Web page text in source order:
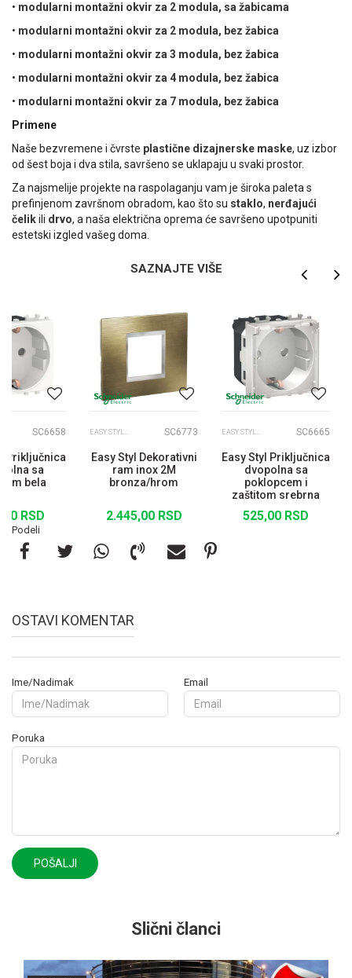
• modularni montažni okvir za 2 modula, sa žabicama
• modularni montažni okvir za 2 modula, bez žabica
• modularni montažni okvir za 3 modula, bez žabica
• modularni montažni okvir za 4 modula, bez žabica
• modularni montažni okvir za 7 modula, bez žabica
Primene
Naše bezvremene i čvrste plastične dizajnerske maske, uz izbor
od šest boja i dva stila, savršeno se uklapaju u svaki prostor.
Za najsmelije projekte na raspolaganju vam je široka paleta s
prefinjenom završnom obradom, kao što su staklo, nerđajući
čelikili drvo, a naša električna oprema će savršeno upotpuniti
estetski izgled vašeg doma.
SAZNAJTE VIŠE
SC6658
Priključnica
sa
bela
RSD
EASY STYL DEKORATIVNI RAMOVI INOX SC6773
Easy Styl Dekorativni
ram inox 2M
bronza/hrom
2.445,00 RSD
EASY STYL MODULARNI PREKIDAČI I UTIČNICE SREBRNI SC6665
Easy Styl Priključnica
dvopolna sa
poklopcem i
zaštitom srebrna
525,00 RSD
Podeli
OSTAVI KOMENTAR
Ime/Nadimak Email
Poruka
POŠALJI
Slični članci